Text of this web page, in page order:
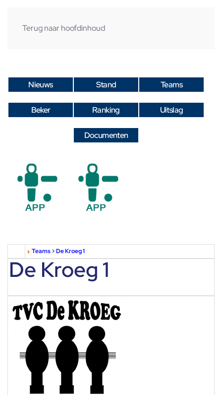
Terug naar hoofdinhoud
Nieuws Stand Teams
Beker Ranking Uitslag
Documenten
Teams>De Kroeg 1
De Kroeg 1